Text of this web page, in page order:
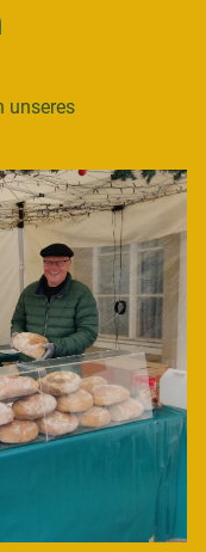
unseres